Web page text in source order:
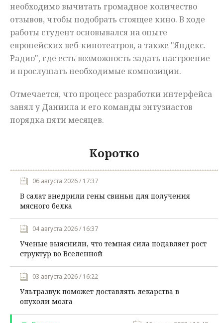
необходимо вычитать громадное количество
отзывов, чтобы подобрать стоящее кино. В ходе
работы студент основывался на опыте
европейских веб-кинотеатров, а также "Яндекс.
Радио", где есть возможность задать настроение
и прослушать необходимые композиции.
Отмечается, что процесс разработки интерфейса
занял у Даниила и его команды энтузиастов
порядка пяти месяцев.
Коротко
06 августа 2026 / 17:37
В салат внедрили гены свиньи для получения
мясного белка
04 августа 2026 / 16:37
Ученые выяснили, что темная сила подавляет рост
структур во Вселенной
03 августа 2026 / 16:22
Ультразвук поможет доставлять лекарства в
опухоли мозга